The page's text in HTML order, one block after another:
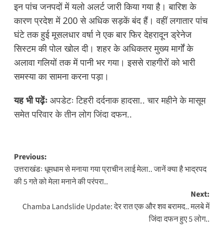
इन पांच जनपदों में यलो अलर्ट जारी किया गया है। बारिश के
कारण प्रदेश में 200 से अधिक सड़कें बंद हैं। वहीं लगातार पांच
घंटे तक हुई मूसलधार वर्षा ने एक बार फिर देहरादून ड्रेनेज
सिस्टम की पोल खोल दी। शहर के अधिकतर मुख्य मार्गों के
अलावा गलियों तक में पानी भर गया। इससे राहगीरों को भारी
समस्या का सामना करना पड़ा।
यह भी पढ़ेंः अपडेटः टिहरी दर्दनाक हादसा.. चार महीने के मासूम
समेत परिवार के तीन लोग जिंदा दफन..
Post
navigation
Previous:
उत्तराखंडः धूमधाम से मनाया गया प्राचीन लाई मेला.. जानें क्या है भाद्रपद
की 5 गते को मेला मनाने की परंपरा..
Next:
Chamba Landslide Update: देर रात एक और शव बरामद.. मलबे में
जिंदा दफन हुए 5 लोग..